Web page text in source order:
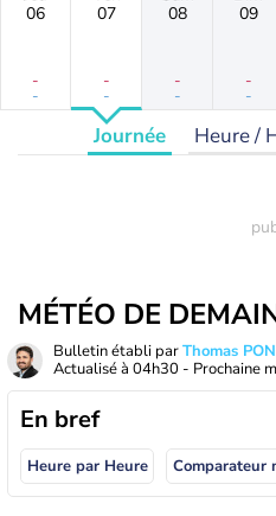
06
-
-
07
-
-
08
-
-
09
-
-
Journée Heure /
MÉTÉO DE
Bulletin établi parThomas
Actualisé à 04h30 - Prochaine
En bref
Heure par Heure Comparateur